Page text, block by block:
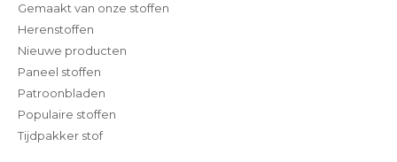
Gemaakt van onze stoffen
Herenstoffen
Nieuwe producten
Paneel stoffen
Patroonbladen
Populaire stoffen
Tijdpakker stof